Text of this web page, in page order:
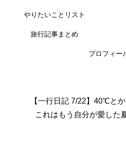
やりたいことリスト
旅行記事まとめ
プロフィー
【一行日記 7/22】40℃と
これはもう自分が愛した